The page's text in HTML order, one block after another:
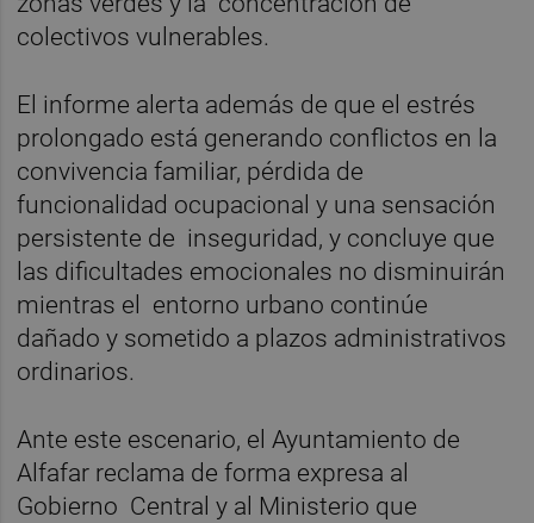
colectivos vulnerables.
El informe alerta además de que el estrés
prolongado está generando conflictos en la
convivencia familiar, pérdida de
funcionalidad ocupacional y una sensación
persistente de inseguridad, y concluye que
las dificultades emocionales no disminuirán
mientras el entorno urbano continúe
dañado y sometido a plazos administrativos
ordinarios.
Ante este escenario, el Ayuntamiento de
Alfafar reclama de forma expresa al
Gobierno Central y al Ministerio que